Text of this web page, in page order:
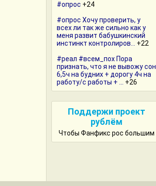
#опрос +24
#опрос Хочу проверить, у
всех ли так же сильно как у
меня развит бабушкинский
инстинкт контролиров...
+22
#реал #всем_пох Пора
признать, что я не вывожу сон
6,5ч на будних + дорогу 4ч на
работу/с работы + ...
+26
Поддержи проект
рублём
Чтобы Фанфикс рос большим